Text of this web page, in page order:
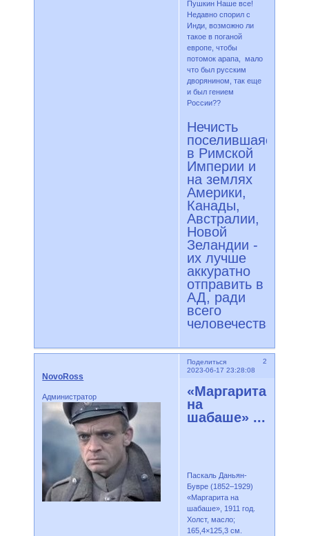
Пушкин Наше все!
Недавно спорил с
Инди, возможно ли
такое в поганой
европе, чтобы
потомок арапа, мало
что был русским
дворянином, так еще
и был гением
России??
Нечисть
поселившаяся
в Римской
Империи и
на землях
Америки,
Канады,
Австралии,
Новой
Зеландии -
их лучше
аккуратно
отправить в
АД, ради
всего
человечества!
Поделиться
2
2023-06-17 23:28:08
NovoRoss
Администратор
«Маргарита
на
шабаше» ...
Паскаль Даньян-
Бувре (1852–1929)
«Маргарита на
шабаше», 1911 год.
Холст, масло;
165,4×125,3 см.